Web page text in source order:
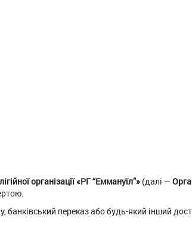
організації «РГ “Еммануїл”» (далі —
банківський переказ або будь-який інший